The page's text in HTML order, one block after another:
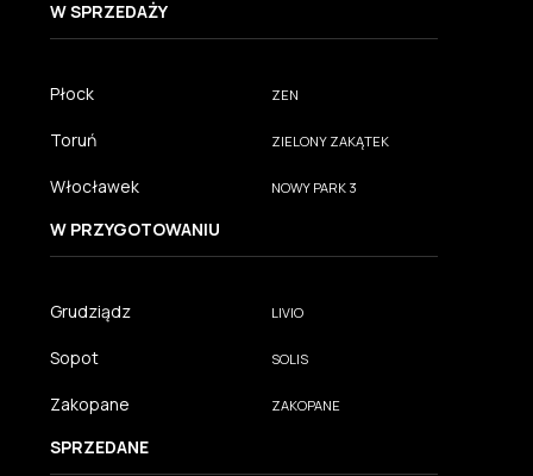
W SPRZEDAŻY
Płock ZEN
Toruń ZIELONY ZAKĄTEK
Włocławek NOWY PARK 3
W PRZYGOTOWANIU
Grudziądz LIVIO
Sopot SOLIS
Zakopane ZAKOPANE
SPRZEDANE